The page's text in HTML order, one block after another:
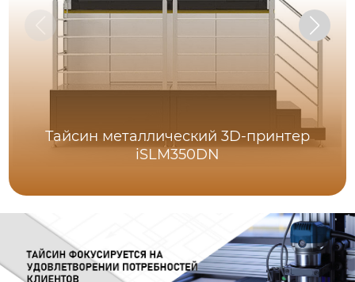
Тайсин металлический 3D-принтер
iSLM350DN